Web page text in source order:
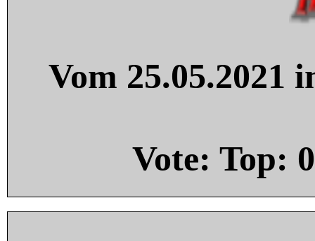
Vom 25.05.2021
Vote: Top: 0